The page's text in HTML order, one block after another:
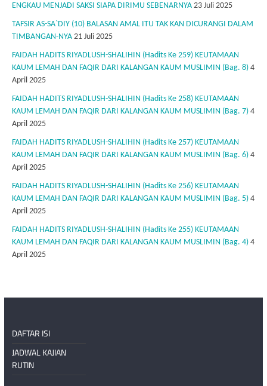
ENGKAU MENJADI SAKSI SIAPA DIRIMU SEBENARNYA 23 Juli 2025
TAFSIR AS-SA`DIY (10) BALASAN AMAL ITU TAK KAN DICURANGI DALAM
TIMBANGAN-NYA 21 Juli 2025
FAIDAH HADITS RIYADLUSH-SHALIHIN (Hadits Ke 259) KEUTAMAAN
KAUM LEMAH DAN FAQIR DARI KALANGAN KAUM MUSLIMIN (Bag. 8) 4
April 2025
FAIDAH HADITS RIYADLUSH-SHALIHIN (Hadits Ke 258) KEUTAMAAN
KAUM LEMAH DAN FAQIR DARI KALANGAN KAUM MUSLIMIN (Bag. 7) 4
April 2025
FAIDAH HADITS RIYADLUSH-SHALIHIN (Hadits Ke 257) KEUTAMAAN
KAUM LEMAH DAN FAQIR DARI KALANGAN KAUM MUSLIMIN (Bag. 6) 4
April 2025
FAIDAH HADITS RIYADLUSH-SHALIHIN (Hadits Ke 256) KEUTAMAAN
KAUM LEMAH DAN FAQIR DARI KALANGAN KAUM MUSLIMIN (Bag. 5) 4
April 2025
FAIDAH HADITS RIYADLUSH-SHALIHIN (Hadits Ke 255) KEUTAMAAN
KAUM LEMAH DAN FAQIR DARI KALANGAN KAUM MUSLIMIN (Bag. 4) 4
April 2025
DAFTAR ISI
JADWAL KAJIAN
RUTIN